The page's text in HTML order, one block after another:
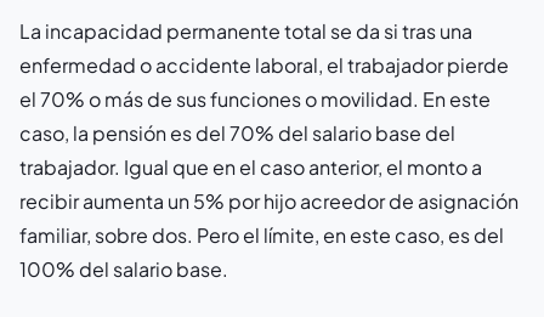
La incapacidad permanente total se da si tras una
enfermedad o accidente laboral, el trabajador pierde
el 70% o más de sus funciones o movilidad. En este
caso, la pensión es del 70% del salario base del
trabajador. Igual que en el caso anterior, el monto a
recibir aumenta un 5% por hijo acreedor de asignación
familiar, sobre dos. Pero el límite, en este caso, es del
100% del salario base.